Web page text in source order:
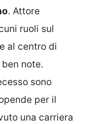
. Attore
ruoli sul
al centro di
note.
sono
per il
una carriera